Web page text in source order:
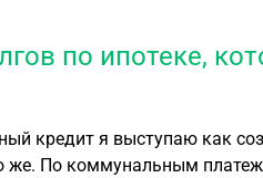
по ипотеке,
кредит я выступаю как
же. По коммунальным